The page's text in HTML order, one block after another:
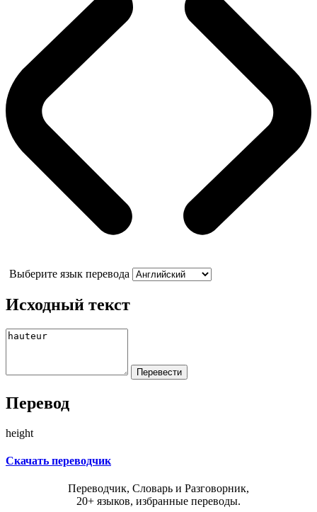
Выберите язык перевода
Исходный текст
Перевод
height
Скачать переводчик
Переводчик, Словарь и Разговорник,
20+ языков, избранные переводы.